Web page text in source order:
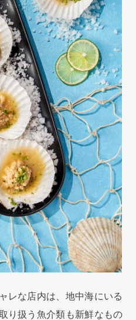
レな店内は、地中海にいる
り扱う魚介類も新鮮なもの